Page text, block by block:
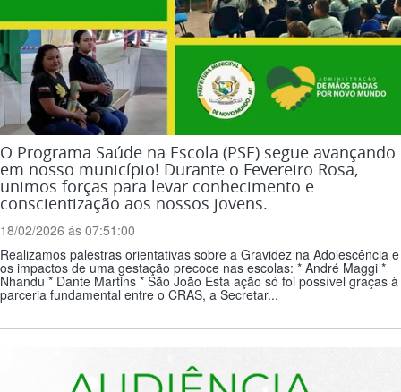
O Programa Saúde na Escola (PSE) segue avançando
em nosso município! Durante o Fevereiro Rosa,
unimos forças para levar conhecimento e
conscientização aos nossos jovens.
18/02/2026 ás 07:51:00
Realizamos palestras orientativas sobre a Gravidez na Adolescência e
os impactos de uma gestação precoce nas escolas: * André Maggi *
Nhandu * Dante Martins * São João Esta ação só foi possível graças à
parceria fundamental entre o CRAS, a Secretar...